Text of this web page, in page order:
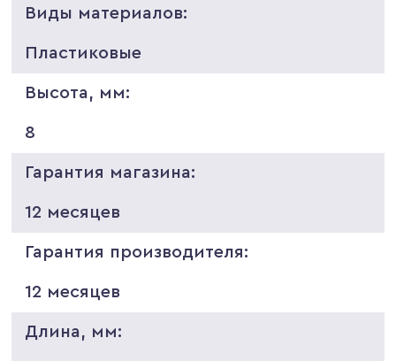
Виды материалов:
Пластиковые
Высота, мм:
8
Гарантия магазина:
12 месяцев
Гарантия производителя:
12 месяцев
Длина, мм: